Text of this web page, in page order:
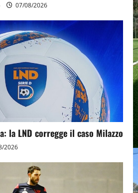
07/08/2026
la LND corregge il caso Milazzo
2026